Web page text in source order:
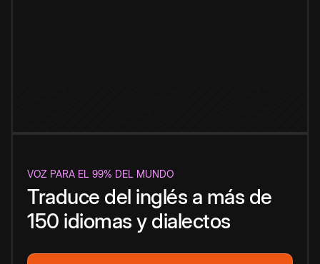
VOZ PARA EL 99% DEL MUNDO
Traduce del inglés a más de
150 idiomas y dialectos